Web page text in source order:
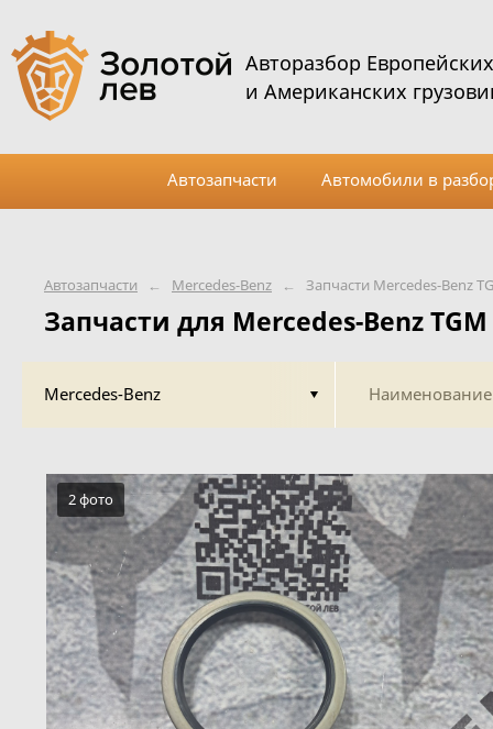
Автозапчасти ← Mercedes-Benz ← Запчасти Mercedes-Benz
Запчасти для Mercedes-Benz TGM
Mercedes-Benz Наименование
2 фото
Авторазбор Европейских
и Американских
Автозапчасти Автомобили в